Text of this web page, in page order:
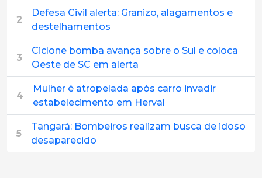
2
Defesa Civil alerta: Granizo, alagamentos e
destelhamentos
3
Ciclone bomba avança sobre o Sul e coloca
Oeste de SC em alerta
4
Mulher é atropelada após carro invadir
estabelecimento em Herval
5
Tangará: Bombeiros realizam busca de idoso
desaparecido